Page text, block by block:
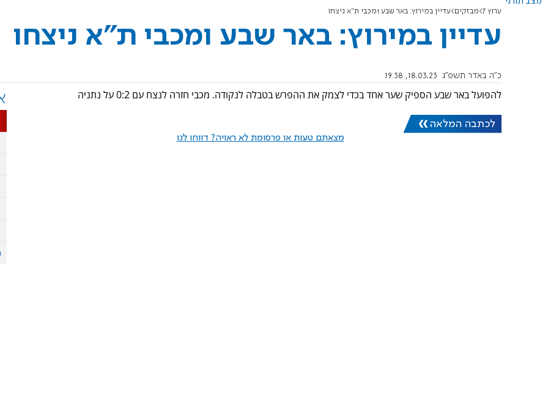
ערוץ 7 מבזקים עדיין במירוץ: באר שבע ומכבי ת"א ניצחו
עדיין במירוץ: באר שבע ומכבי ת"א ניצחו
כ"ה באדר תשפ"ג 18.03.23, 19:38
להפועל באר שבע הספיק שער אחד בכדי לצמק את ההפרש בטבלה לנקודה. מכבי חזרה לנצח עם 0:2 על נתניה
לכתבה המלאה
מצאתם טעות או פרסומת לא ראויה? דווחו לנו